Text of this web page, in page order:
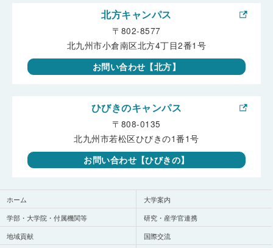
ホーム
大学案内
学部・大学院・付属機関等
研究・産学官連携
地域貢献
国際交流
北方キャンパス
〒802-8577
北九州市小倉南区北方4丁目2番1号
お問い合わせ【北方】
ひびきのキャンパス
〒808-0135
北九州市若松区ひびきの1番1号
お問い合わせ【ひびきの】